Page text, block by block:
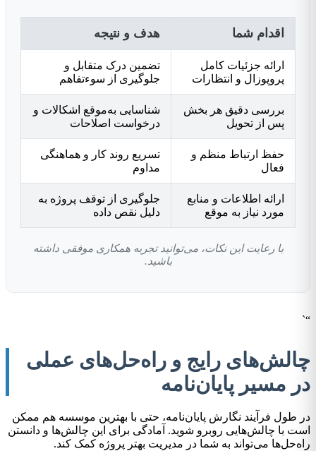
اقدام شما هدف و نتیجه
ارائه جزئیات کامل
پروپوزال و انتظارات
تضمین درک متقابل و
جلوگیری از سوءتفاهم
بررسی دقیق هر بخش
پس از تحویل
شناسایی به‌موقع اشکالات و
درخواست اصلاحات
حفظ ارتباط منظم و
فعال
تسریع روند کار و هماهنگی
مداوم
ارائه اطلاعات و منابع
مورد نیاز به موقع
جلوگیری از توقف پروژه به
دلیل نقص داده
با رعایت این نکات، می‌توانید تجربه همکاری موفقی داشته
باشید.
“`
چالش‌های رایج و راه‌حل‌های عملی
در مسیر پایان‌نامه
در طول فرآیند نگارش پایان‌نامه، حتی با بهترین موسسه هم ممکن
است با چالش‌هایی روبرو شوید. آمادگی برای این چالش‌ها و دانستن
راه‌حل‌ها می‌تواند به شما در مدیریت بهتر پروژه کمک کند.